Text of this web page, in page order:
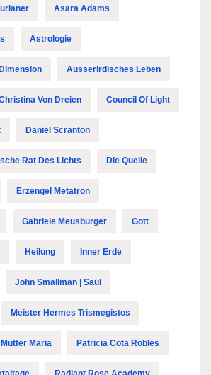
Asara Adams
Astrologie
Ausserirdisches Leben
Von Dreien Council Of Light
Daniel Scranton
Rat Des Lichts Die Quelle
Erzengel Metatron
Gabriele Meusburger Gott
Heilung Inner Erde
John Smallman | Saul
Meister Hermes Trismegistos
Mutter Maria Patricia Cota Robles